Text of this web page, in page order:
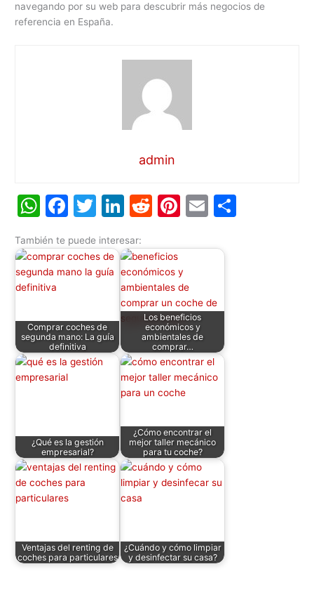
navegando por su web para descubrir más negocios de
referencia en España.
admin
W
at
s
A
p
p
F
c
e
o
o
k
T
itt
er
Li
k
e
dI
n
R
d
di
t
Pi
er
e
st
E
ai
También te puede interesar:
Comprar coches de
segunda mano: La guía
definitiva
Los beneficios
económicos y
ambientales de
comprar…
¿Qué es la gestión
empresarial?
¿Cómo encontrar el
mejor taller mecánico
para tu coche?
Ventajas del renting de
coches para particulares
¿Cuándo y cómo limpiar
y desinfectar su casa?